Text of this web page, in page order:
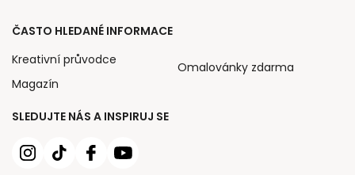
SLEDUJTE NÁS A INSPIRUJ SE
ČASTO HLEDANÉ INFORMACE
Kreativní průvodce
Magazín
Omalovánky zdarma